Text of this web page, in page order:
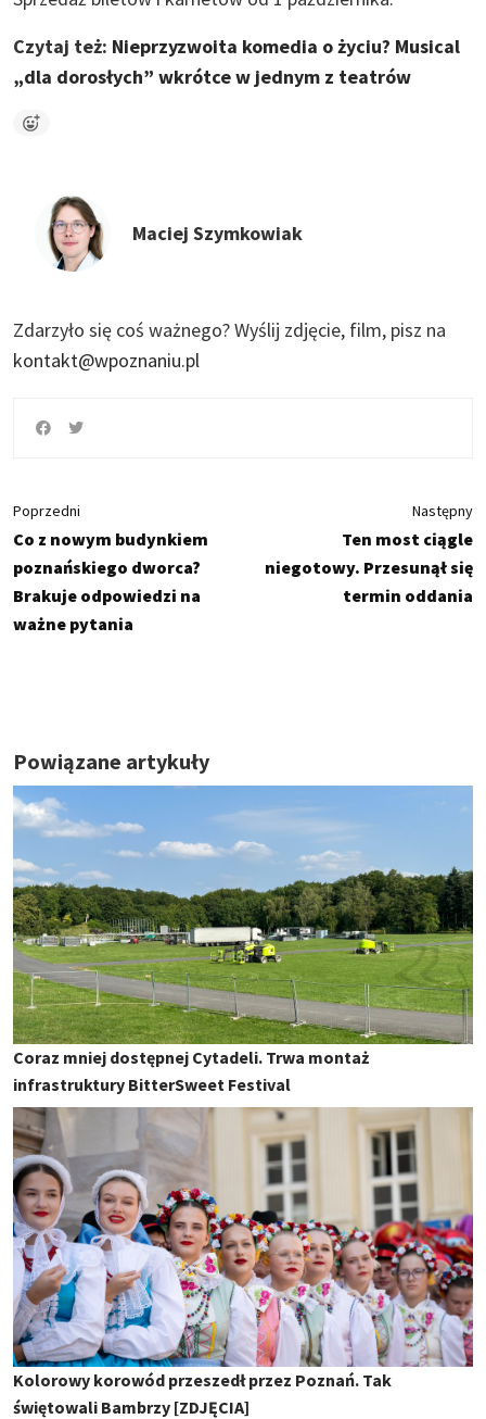
Czytaj też: Nieprzyzwoita komedia o życiu? Musical
„dla dorosłych” wkrótce w jednym z teatrów
Maciej Szymkowiak
Zdarzyło się coś ważnego?Wyślij zdjęcie, film, pisz na
kontakt@wpoznaniu.pl
Poprzedni
Co z nowym budynkiem
poznańskiego dworca?
Brakuje odpowiedzi na
ważne pytania
Następny
Ten most ciągle
niegotowy. Przesunął się
termin oddania
Powiązane artykuły
Coraz mniej dostępnej Cytadeli. Trwa montaż
infrastruktury BitterSweet Festival
Kolorowy korowód przeszedł przez Poznań. Tak
świętowali Bambrzy [ZDJĘCIA]